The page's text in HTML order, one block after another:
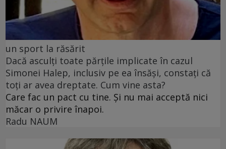
un sport la răsărit
Dacă asculți toate părțile implicate în cazul
Simonei Halep, inclusiv pe ea însăși, constați că
toți ar avea dreptate. Cum vine asta?
Care fac un pact cu tine. Și nu mai acceptă nici
măcar o privire înapoi.
Radu NAUM